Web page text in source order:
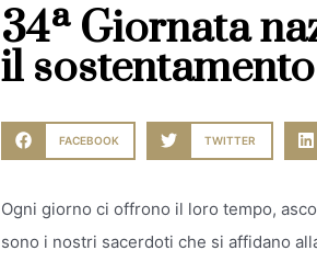
34ª Giornata
il
FACEBOOK TWITTER
Ogni giorno ci offrono il loro tempo,
sono i nostri sacerdoti che si affidano